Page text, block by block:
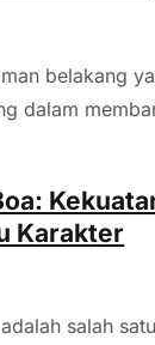
belakang
dalam
Karakter
salah